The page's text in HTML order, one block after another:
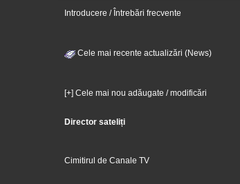
Introducere / Întrebări frecvente
Cele mai recente actualizări (News)
[+] Cele mai nou adăugate / modificări
Director sateliți
Cimitirul de Canale TV